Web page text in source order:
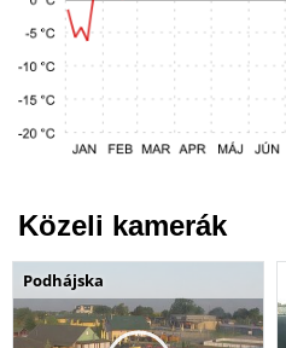
Közeli kamerák
Podhájska